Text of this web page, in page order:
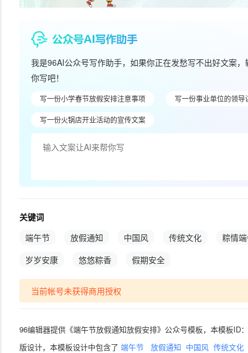
我是96AI公众号写作助手，如果你正在发愁写不出好文案
你写吧！
写一份小学春节放假安排注意事项 写一份事业单位的领导
写一份火锅店开业活动的宣传文案
关键词
端午节
放假通知 中国风 传统文化 粽情
岁岁安康
悠悠粽香 假期安全
当前帐号未获得商用授权
96编辑器提供《端午节放假通知放假安排》公众号模板，本模板ID
版设计，本模板设计中包含了 端午节 放假通知 中国风 传统文化